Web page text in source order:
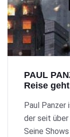
PAUL
Reise
Paul Panzer
der seit
Seine